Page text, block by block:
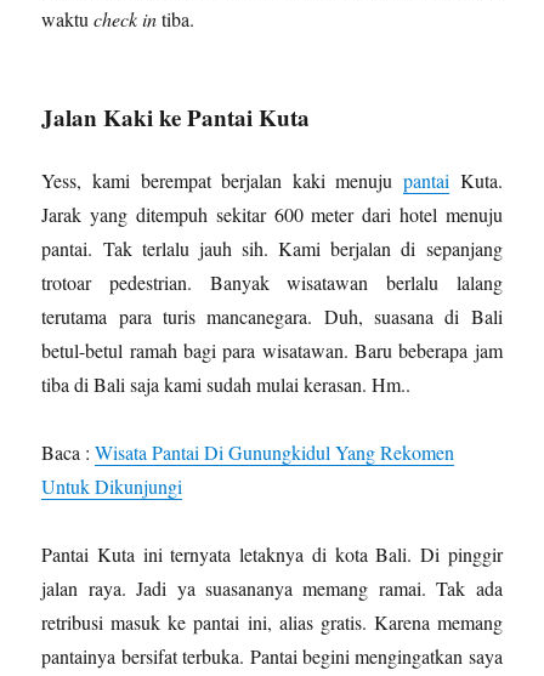
waktucheck intiba.
Jalan Kaki ke Pantai Kuta
Yess, kami berempat berjalan kaki menuju pantaiKuta.
Jarak yang ditempuh sekitar 600 meter dari hotel menuju
pantai. Tak terlalu jauh sih. Kami berjalan di sepanjang
trotoar pedestrian. Banyak wisatawan berlalu lalang
terutama para turis mancanegara. Duh, suasana di Bali
betul-betul ramah bagi para wisatawan. Baru beberapa jam
tiba di Bali saja kami sudah mulai kerasan. Hm..
Baca :Wisata Pantai Di Gunungkidul Yang Rekomen
Untuk Dikunjungi
Pantai Kuta ini ternyata letaknya di kota Bali. Di pinggir
jalan raya. Jadi ya suasananya memang ramai. Tak ada
retribusi masuk ke pantai ini, alias gratis. Karena memang
pantainya bersifat terbuka. Pantai begini mengingatkan saya